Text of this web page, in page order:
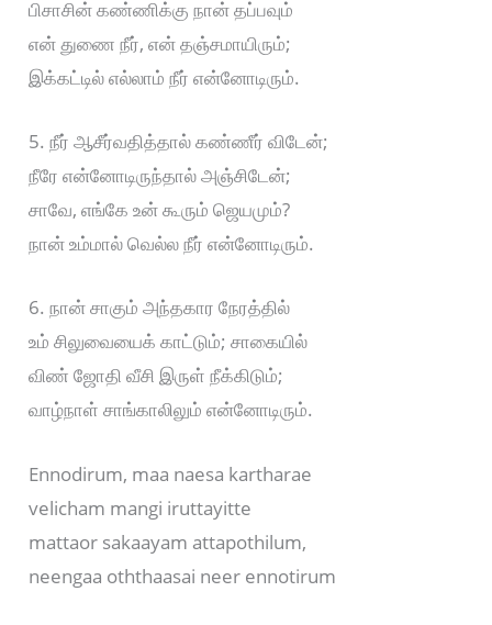
பிசாசின் கண்ணிக்கு நான் தப்பவும்
என் துணை நீர், என் தஞ்சமாயிரும்;
இக்கட்டில் எல்லாம் நீர் என்னோடிரும்.
5. நீர் ஆசீர்வதித்தால் கண்ணீர் விடேன்;
நீரே என்னோடிருந்தால் அஞ்சிடேன்;
சாவே, எங்கே உன் கூரும் ஜெயமும்?
நான் உம்மால் வெல்ல நீர் என்னோடிரும்.
6. நான் சாகும் அந்தகார நேரத்தில்
உம் சிலுவையைக் காட்டும்; சாகையில்
விண் ஜோதி வீசி இருள் நீக்கிடும்;
வாழ்நாள் சாங்காலிலும் என்னோடிரும்.
Ennodirum, maa naesa kartharae
velicham mangi iruttayitte
mattaor sakaayam attapothilum,
neengaa oththaasai neer ennotirum